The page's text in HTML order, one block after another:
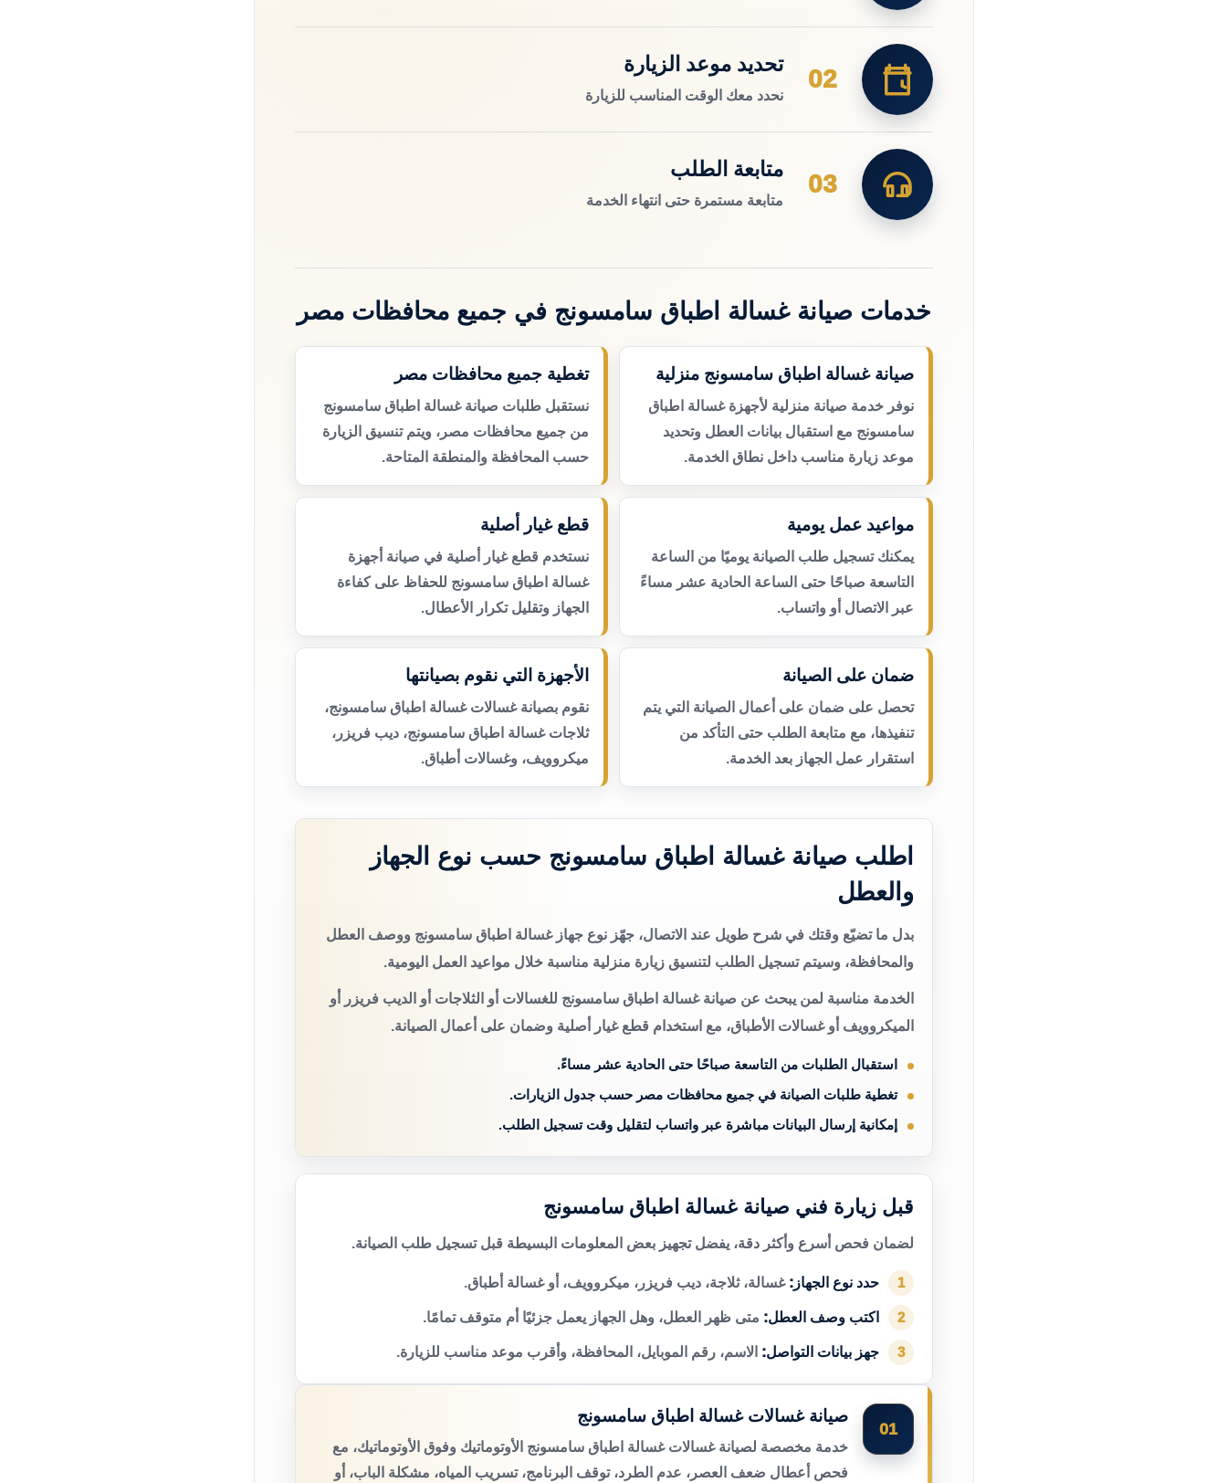
02
تحديد موعد الزيارة
نحدد معك الوقت المناسب للزيارة
03
متابعة الطلب
متابعة مستمرة حتى انتهاء الخدمة
خدمات صيانة غسالة اطباق سامسونج في جميع محافظات مصر
صيانة غسالة اطباق سامسونج منزلية
نوفر خدمة صيانة منزلية لأجهزة غسالة اطباق
سامسونج مع استقبال بيانات العطل وتحديد
موعد زيارة مناسب داخل نطاق الخدمة.
تغطية جميع محافظات مصر
نستقبل طلبات صيانة غسالة اطباق سامسونج
من جميع محافظات مصر، ويتم تنسيق الزيارة
حسب المحافظة والمنطقة المتاحة.
مواعيد عمل يومية
يمكنك تسجيل طلب الصيانة يوميًا من الساعة
التاسعة صباحًا حتى الساعة الحادية عشر مساءً
عبر الاتصال أو واتساب.
قطع غيار أصلية
نستخدم قطع غيار أصلية في صيانة أجهزة
غسالة اطباق سامسونج للحفاظ على كفاءة
الجهاز وتقليل تكرار الأعطال.
ضمان على الصيانة
تحصل على ضمان على أعمال الصيانة التي يتم
تنفيذها، مع متابعة الطلب حتى التأكد من
استقرار عمل الجهاز بعد الخدمة.
الأجهزة التي نقوم بصيانتها
نقوم بصيانة غسالات غسالة اطباق سامسونج،
ثلاجات غسالة اطباق سامسونج، ديب فريزر،
ميكروويف، وغسالات أطباق.
اطلب صيانة غسالة اطباق سامسونج حسب نوع الجهاز
والعطل
بدل ما تضيّع وقتك في شرح طويل عند الاتصال، جهّز نوع جهاز غسالة اطباق سامسونج ووصف العطل
والمحافظة، وسيتم تسجيل الطلب لتنسيق زيارة منزلية مناسبة خلال مواعيد العمل اليومية.
الخدمة مناسبة لمن يبحث عن صيانة غسالة اطباق سامسونج للغسالات أو الثلاجات أو الديب فريزر أو
الميكروويف أو غسالات الأطباق، مع استخدام قطع غيار أصلية وضمان على أعمال الصيانة.
استقبال الطلبات من التاسعة صباحًا حتى الحادية عشر مساءً.
تغطية طلبات الصيانة في جميع محافظات مصر حسب جدول الزيارات.
إمكانية إرسال البيانات مباشرة عبر واتساب لتقليل وقت تسجيل الطلب.
قبل زيارة فني صيانة غسالة اطباق سامسونج
لضمان فحص أسرع وأكثر دقة، يفضل تجهيز بعض المعلومات البسيطة قبل تسجيل طلب الصيانة.
1 حدد نوع الجهاز: غسالة، ثلاجة، ديب فريزر، ميكروويف، أو غسالة أطباق.
2 اكتب وصف العطل: متى ظهر العطل، وهل الجهاز يعمل جزئيًا أم متوقف تمامًا.
3 جهز بيانات التواصل: الاسم، رقم الموبايل، المحافظة، وأقرب موعد مناسب للزيارة.
01
صيانة غسالات غسالة اطباق سامسونج
خدمة مخصصة لصيانة غسالات غسالة اطباق سامسونج الأوتوماتيك وفوق الأوتوماتيك، مع
فحص أعطال ضعف العصر، عدم الطرد، توقف البرنامج، تسريب المياه، مشكلة الباب، أو